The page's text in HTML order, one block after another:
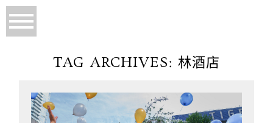
TAG ARCHIVES: 林酒店